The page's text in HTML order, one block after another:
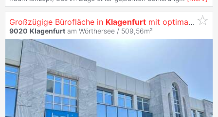
Großzügige Bürofläche in Klagenfurt mit optimaler Werbewirksamkeit -
9020 Klagenfurt am Wörthersee / 509,56m²